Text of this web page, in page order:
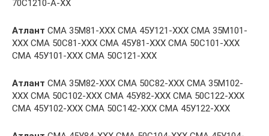
70С1210-А-ХХ
Атлант СМА 35М81-ХХХ СМА 45У121-ХХХ СМА 35М101-
ХХХ СМА 50С81-ХХХ СМА 45У81-ХХХ СМА 50С101-ХХХ
СМА 45У101-ХХХ СМА 50С121-ХХХ
Атлант СМА 35М82-ХХХ СМА 50С82-ХХХ СМА 35М102-
ХХХ СМА 50С102-ХХХ СМА 45У82-ХХХ СМА 50С122-ХХХ
СМА 45У102-ХХХ СМА 50С142-ХХХ СМА 45У122-ХХХ